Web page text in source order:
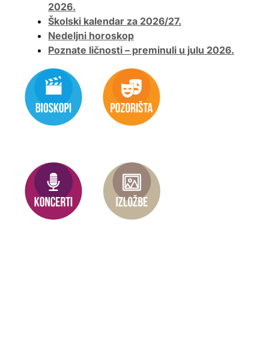
2026.
Školski kalendar za 2026/27.
Nedeljni horoskop
Poznate ličnosti – preminuli u julu 2026.